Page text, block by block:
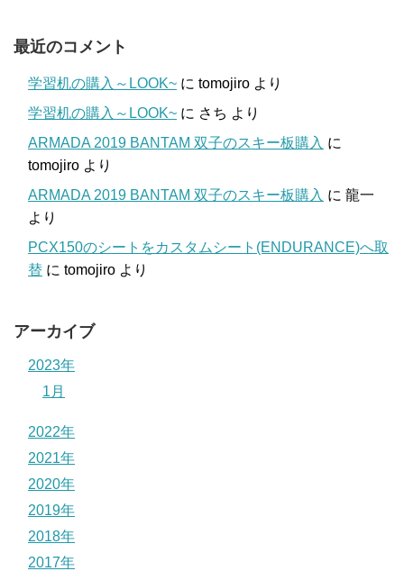
最近のコメント
学習机の購入～LOOK~ に tomojiro より
学習机の購入～LOOK~ に さち より
ARMADA 2019 BANTAM 双子のスキー板購入 に
tomojiro より
ARMADA 2019 BANTAM 双子のスキー板購入 に 龍一
より
PCX150のシートをカスタムシート(ENDURANCE)へ取
替 に tomojiro より
アーカイブ
2023年
1月
2022年
2021年
2020年
2019年
2018年
2017年